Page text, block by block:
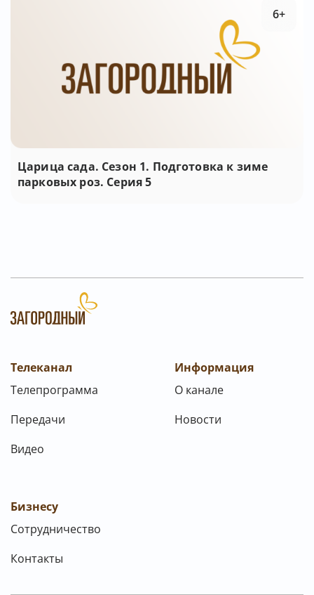
Царица сада. Сезон 1. Подготовка к зиме
парковых роз. Серия 5
6+
Телеканал
Телепрограмма
Передачи
Видео
Информация
О канале
Новости
Бизнесу
Сотрудничество
Контакты